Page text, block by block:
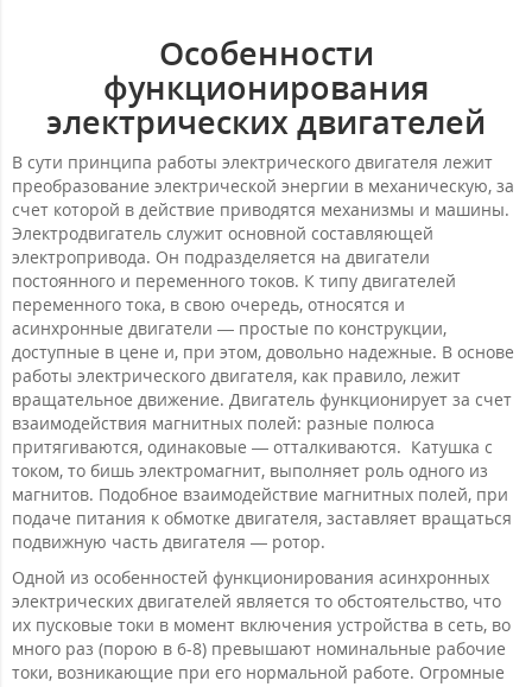
Особенности
функционирования
электрических двигателей
В сути принципа работы электрического двигателя лежит
преобразование электрической энергии в механическую, за
счет которой в действие приводятся механизмы и машины.
Электродвигатель служит основной составляющей
электропривода. Он подразделяется на двигатели
постоянного и переменного токов. К типу двигателей
переменного тока, в свою очередь, относятся и
асинхронные двигатели — простые по конструкции,
доступные в цене и, при этом, довольно надежные. В основе
работы электрического двигателя, как правило, лежит
вращательное движение. Двигатель функционирует за счет
взаимодействия магнитных полей: разные полюса
притягиваются, одинаковые — отталкиваются. Катушка с
током, то бишь электромагнит, выполняет роль одного из
магнитов. Подобное взаимодействие магнитных полей, при
подаче питания к обмотке двигателя, заставляет вращаться
подвижную часть двигателя — ротор.
Одной из особенностей функционирования асинхронных
электрических двигателей является то обстоятельство, что
их пусковые токи в момент включения устройства в сеть, во
много раз (порою в 6-8) превышают номинальные рабочие
токи, возникающие при его нормальной работе. Огромные